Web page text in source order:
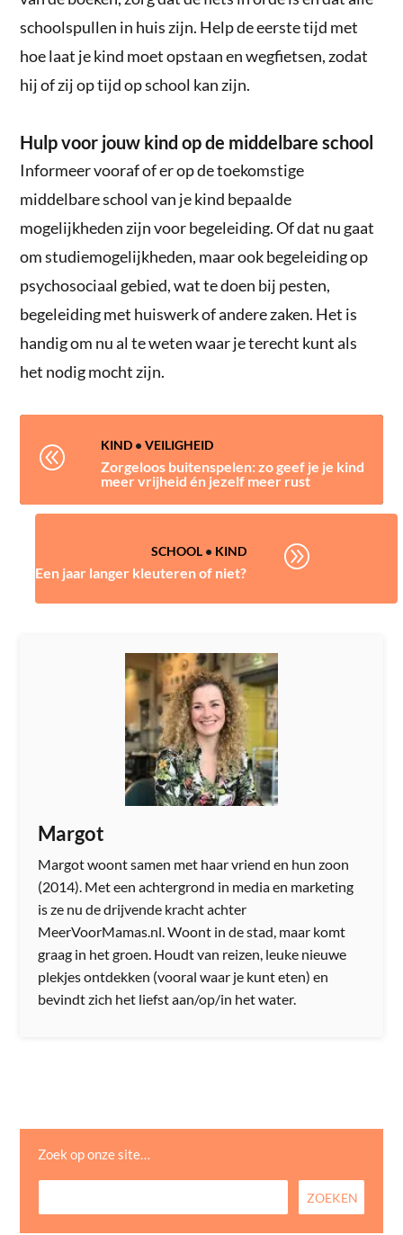
schoolspullen in huis zijn. Help de eerste tijd met
hoe laat je kind moet opstaan en wegfietsen, zodat
hij of zij op tijd op school kan zijn.
Hulp voor jouw kind op de middelbare school
Informeer vooraf of er op de toekomstige
middelbare school van je kind bepaalde
mogelijkheden zijn voor begeleiding. Of dat nu gaat
om studiemogelijkheden, maar ook begeleiding op
psychosociaal gebied, wat te doen bij pesten,
begeleiding met huiswerk of andere zaken. Het is
handig om nu al te weten waar je terecht kunt als
het nodig mocht zijn.
@ KIND •VEILIGHEID
Zorgeloos buitenspelen: zo geef je je kind
meer vrijheid én jezelf meer rust
SCHOOL• KIND
Een jaar langer kleuteren of niet?
A
Margot
Margot woont samen met haar vriend en hun zoon
(2014). Met een achtergrond in media en marketing
is ze nu de drijvende kracht achter
MeerVoorMamas.nl. Woont in de stad, maar komt
graag in het groen. Houdt van reizen, leuke nieuwe
plekjes ontdekken (vooral waar je kunt eten) en
bevindt zich het liefst aan/op/in het water.
Zoek op onze site…